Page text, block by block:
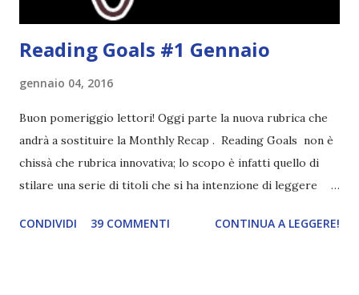
Reading Goals #1 Gennaio
gennaio 04, 2016
Buon pomeriggio lettori! Oggi parte la nuova rubrica che
andrà a sostituire la Monthly Recap . Reading Goals non è
chissà che rubrica innovativa; lo scopo è infatti quello di
stilare una serie di titoli che si ha intenzione di leggere
una rubrica per tenere sotto controllo le reading
CONDIVIDI 39 COMMENTI CONTINUA A LEGGERE!